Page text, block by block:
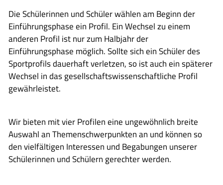
Die Schülerinnen und Schüler wählen am Beginn der
Einführungsphase ein Profil. Ein Wechsel zu einem
anderen Profil ist nur zum Halbjahr der
Einführungsphase möglich. Sollte sich ein Schüler des
Sportprofils dauerhaft verletzen, so ist auch ein späterer
Wechsel in das gesellschaftswissenschaftliche Profil
gewährleistet.
Wir bieten mit vier Profilen eine ungewöhnlich breite
Auswahl an Themenschwerpunkten an und können so
den vielfältigen Interessen und Begabungen unserer
Schülerinnen und Schülern gerechter werden.